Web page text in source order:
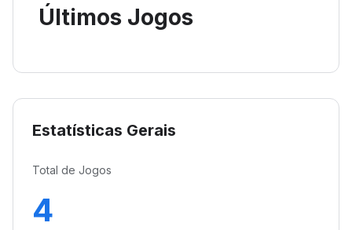
Últimos Jogos
Estatísticas Gerais
Total de Jogos
4